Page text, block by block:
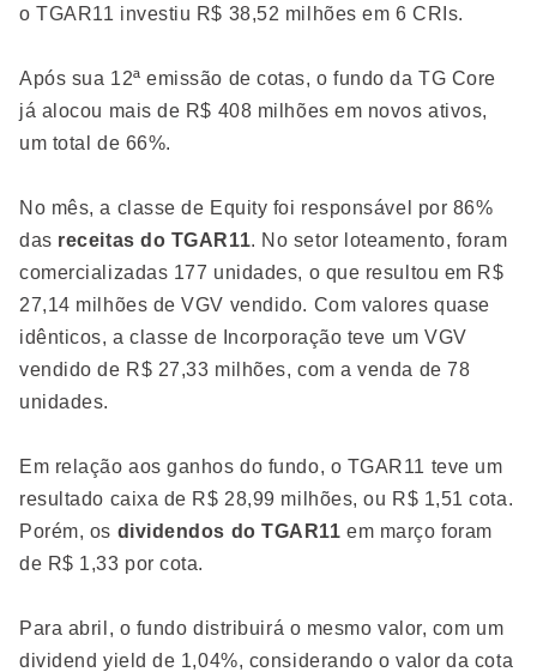
o TGAR11 investiu R$ 38,52 milhões em 6 CRIs.
Após sua 12ª emissão de cotas, o fundo da TG Core
já alocou mais de R$ 408 milhões em novos ativos,
um total de 66%.
No mês, a classe de Equity foi responsável por 86%
das receitas do TGAR11. No setor loteamento, foram
comercializadas 177 unidades, o que resultou em R$
27,14 milhões de VGV vendido. Com valores quase
idênticos, a classe de Incorporação teve um VGV
vendido de R$ 27,33 milhões, com a venda de 78
unidades.
Em relação aos ganhos do fundo, o TGAR11 teve um
resultado caixa de R$ 28,99 milhões, ou R$ 1,51 cota.
Porém, os dividendos do TGAR11em março foram
de R$ 1,33 por cota.
Para abril, o fundo distribuirá o mesmo valor, com um
dividend yield de 1,04%, considerando o valor da cota